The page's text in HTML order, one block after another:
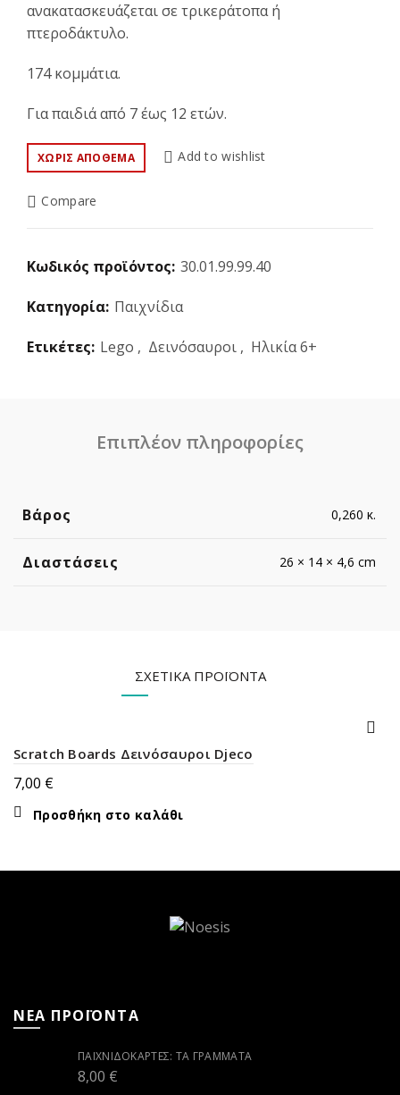
ανακατασκευάζεται σε τρικεράτοπα ή
πτεροδάκτυλο.
174 κομμάτια.
Για παιδιά από 7 έως 12 ετών.
ΧΩΡΊΣ ΑΠΌΘΕΜΑ Add to wishlist
Compare
Κωδικός προϊόντος: 30.01.99.99.40
Κατηγορία: Παιχνίδια
Ετικέτες: Lego , Δεινόσαυροι , Ηλικία 6+
Επιπλέον πληροφορίες
Βάρος 0,260 κ.
Διαστάσεις 26 × 14 × 4,6 cm
ΣΧΕΤΙΚΆ ΠΡΟΪΌΝΤΑ
Scratch Boards Δεινόσαυροι Djeco
7,00 €
Προσθήκη στο καλάθι
ΝΕΑ ΠΡΟΪΟΝΤΑ
ΠΑΙΧΝΙΔΟΚΆΡΤΕΣ: ΤΑ ΓΡΆΜΜΑΤΑ
8,00 €